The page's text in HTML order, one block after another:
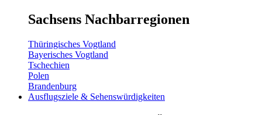
Sachsens Nachbarregionen
Thüringisches Vogtland
Bayerisches Vogtland
Tschechien
Polen
Brandenburg
Ausflugsziele & Sehenswürdigkeiten